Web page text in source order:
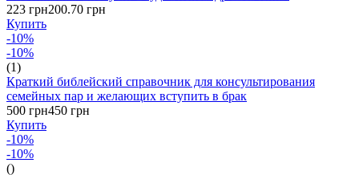
223 грн200.70 грн
Купить
-10%
-10%
(1)
Краткий библейский справочник для консультирования
семейных пар и желающих вступить в брак
500 грн450 грн
Купить
-10%
-10%
()